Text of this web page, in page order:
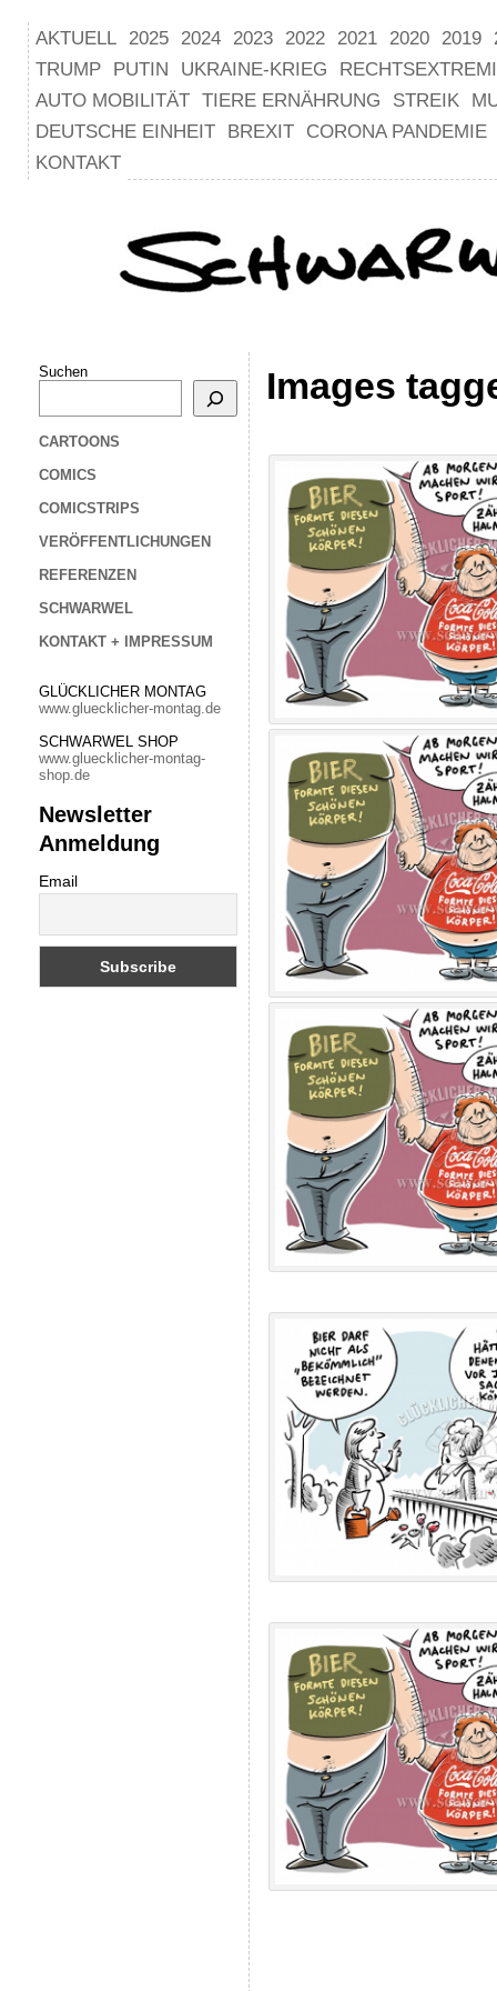
AKTUELL 2025 2024 2023 2022 2021 2020 2019
TRUMP
PUTIN UKRAINE-KRIEG
AUTO MOBILITÄT TIERE ERNÄHRUNG STREIK
DEUTSCHE EINHEIT
BREXIT
CORONA PANDEMIE
KONTAKT
Suchen
CARTOONS
COMICS
COMICSTRIPS
VERÖFFENTLICHUNGEN
REFERENZEN
SCHWARWEL
KONTAKT + IMPRESSUM
GLÜCKLICHER MONTAG
www.gluecklicher-montag.de
SCHWARWEL SHOP
www.gluecklicher-montag-
shop.de
Newsletter
Anmeldung
Email
Images